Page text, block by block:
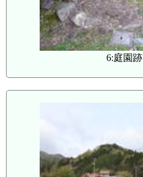
6:庭園跡